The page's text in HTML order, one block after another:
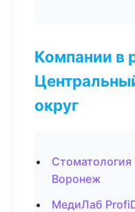
Компании в
округ
Воронеж
МедиЛаб